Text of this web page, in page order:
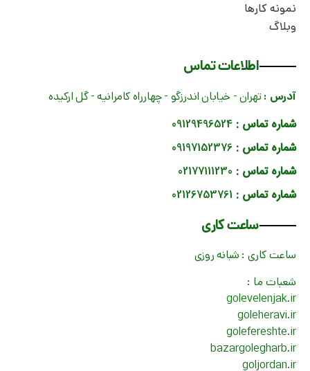
نمونه کارها
وبلاگ
اطلاعات تماس
آدرس : تهران - خیابان اندرزگو - چهارراه کامرانیه - گل ارکیده
شماره تماس : 09129496524
شماره تماس : 09197152376
شماره تماس : 02177111230
شماره تماس : 02126753761
ساعت کاری
ساعت کاری : شبانه روزی
شعبات ما :
golevelenjak.ir
goleheravi.ir
golefereshte.ir
bazargolegharb.ir
goljordan.ir